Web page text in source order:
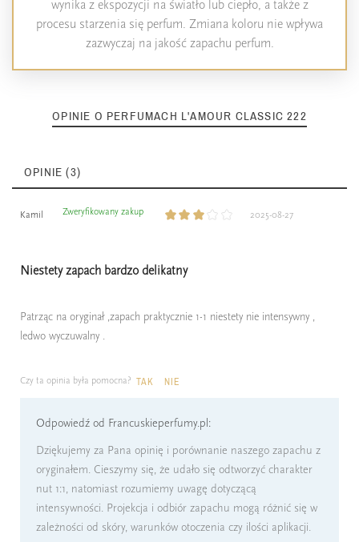
wynika z ekspozycji na światło lub ciepło, a także z
procesu starzenia się perfum. Zmiana koloru nie wpływa
zazwyczaj na jakość zapachu perfum.
OPINIE O PERFUMACH L'AMOUR CLASSIC 222
OPINIE (3)
Kamil Zweryfikowany zakup 2025-08-27
Niestety zapach bardzo delikatny
Patrząc na oryginał ,zapach praktycznie 1-1 niestety nie intensywny ,
ledwo wyczuwalny .
Czy ta opinia była pomocna? TAK NIE
Odpowiedź od Francuskieperfumy.pl:
Dziękujemy za Pana opinię i porównanie naszego zapachu z
oryginałem. Cieszymy się, że udało się odtworzyć charakter
nut 1:1, natomiast rozumiemy uwagę dotyczącą
intensywności. Projekcja i odbiór zapachu mogą różnić się w
zależności od skóry, warunków otoczenia czy ilości aplikacji.